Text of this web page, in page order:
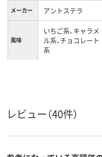
メーカー アントステラ
風味
いちご系、キャラメ
ル系、チョコレート
系
レビュー（40件）